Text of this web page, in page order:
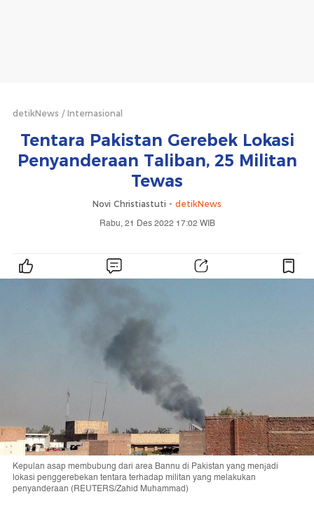
detikNews Internasional
Tentara Pakistan Gerebek Lokasi
Penyanderaan Taliban, 25 Militan
Tewas
Novi Christiastuti - detikNews
Rabu, 21 Des 2022 17:02 WIB
Kepulan asap membubung dari area Bannu di Pakistan yang menjadi
lokasi penggerebekan tentara terhadap militan yang melakukan
penyanderaan (REUTERS/Zahid Muhammad)